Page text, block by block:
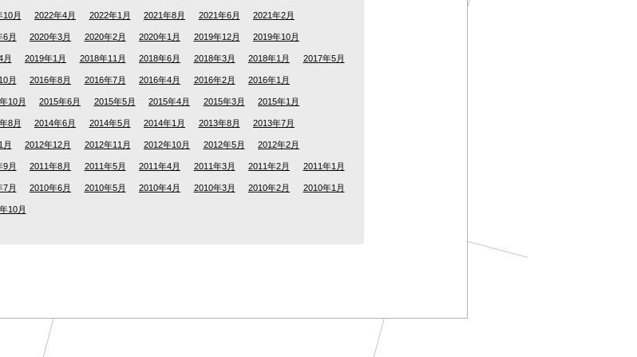
10月 2022年4月 2022年1月 2021年8月 2021年6月 2021年2月
6月 2020年3月 2020年2月 2020年1月 2019年12月 2019年10月
月 2019年1月 2018年11月 2018年6月 2018年3月 2018年1月 2017年5月
月 2016年8月 2016年7月 2016年4月 2016年2月 2016年1月
10月 2015年6月 2015年5月 2015年4月 2015年3月 2015年1月
8月 2014年6月 2014年5月 2014年1月 2013年8月 2013年7月
月 2012年12月 2012年11月 2012年10月 2012年5月 2012年2月
9月 2011年8月 2011年5月 2011年4月 2011年3月 2011年2月 2011年1月
7月 2010年6月 2010年5月 2010年4月 2010年3月 2010年2月 2010年1月
10月